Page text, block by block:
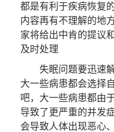
都是有利于疾病恢复
内容再有不理解的地
家将给出中肯的提议
及时处理
失眠问题要迅速解
大一些病患都会选择
吧，大一些病患都由
导致了更严重的并发
会导致人体出现恶心